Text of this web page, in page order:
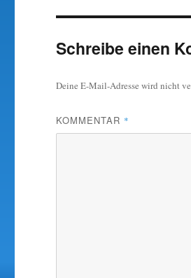
Schreibe einen
Deine E-Mail-Adresse wird nicht
KOMMENTAR *